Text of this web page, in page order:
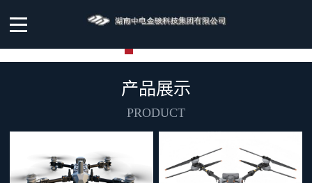
产品展示
PRODUCT